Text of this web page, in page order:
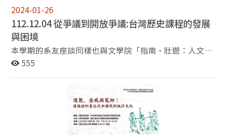
治評論家方恩格(Ross Feingold)主講「International
Olympic Committee and Geopolitics」、輔仁大學吳穎
錫(Adolfo Wu) 助理教授主講「China Angel or Dragon in
Latin America」、台師大莊仁傑助理教授主講「柔佛古
廟遊神：從華人史到東南亞史」、《關鍵評論網》杜晉軒
編輯主講「為何他們在台灣？馬來西亞華人漂向北方的70
年」、台師大黑田明伸講座教授主講「從全球貨幣史來看
的中華帝國制度的特殊性從全球貨幣史來看的中華帝國制
度的特殊性」、中研院史語所王鴻泰研究員主講「明代文
武關係與武俠文化」、新加坡南洋理工大學許維賢副教授
主講「裸命：反思明清有關男色的敘述到當代華人男同主
體建構的話語」。 除了前述主題多元的演講，本系和文學
2024-01-26
112.12.04 從爭議到開放爭議:台灣歷史課程的發展
與困境
本學期的系友座談同樣也與文學院「指南·壯遊：人文學
素養導向高教學習創新計畫」合辦，本學期的講座主題為
吃過豬肉 ，也看過豬走路！）身為首批新課綱參與者，大
一大二的同學應該就更加熟悉了！但新課綱的更動到底與
舊的課綱有何不同之處？ 本學期學術股有幸邀請兩位曾/
現任於歷史課綱編纂相關機構的學長姐，他們將以自身的
經驗與觀察，帶領我們由一個較新穎的角度思考歷史教育
555